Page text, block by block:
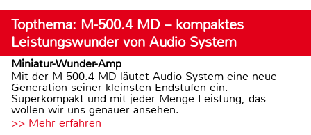
Topthema: M-500.4 MD – kompaktes
Leistungswunder von Audio System
Miniatur-Wunder-Amp
Mit der M-500.4 MD läutet Audio System eine neue
Generation seiner kleinsten Endstufen ein.
Superkompakt und mit jeder Menge Leistung, das
wollen wir uns genauer ansehen.
>> Mehr erfahren